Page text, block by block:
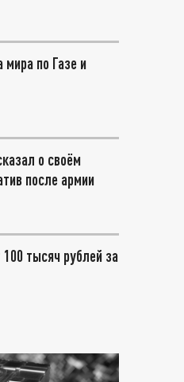
мира по Газе и
о своём
после армии
тысяч рублей за